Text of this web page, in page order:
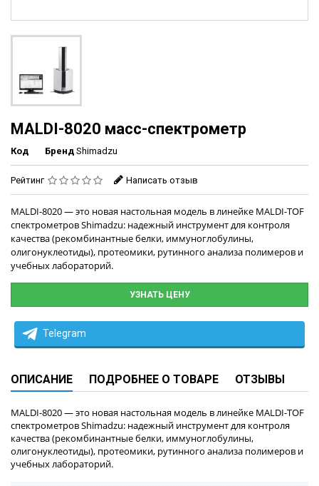
MALDI-8020 масс-спектрометр
Код Бренд Shimadzu
Рейтинг Написать отзыв
MALDI-8020 — это новая настольная модель в линейке MALDI-TOF
спектрометров Shimadzu: надежный инструмент для контроля
качества (рекомбинантные белки, иммуноглобулины,
олигонуклеотиды), протеомики, рутинного анализа полимеров и
учебных лабораторий.
УЗНАТЬ ЦЕНУ
Telegram
ОПИСАНИЕ ПОДРОБНЕЕ О ТОВАРЕ ОТЗЫВЫ
MALDI-8020 — это новая настольная модель в линейке MALDI-TOF
спектрометров Shimadzu: надежный инструмент для контроля
качества (рекомбинантные белки, иммуноглобулины,
олигонуклеотиды), протеомики, рутинного анализа полимеров и
учебных лабораторий.